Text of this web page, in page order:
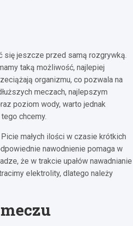
się jeszcze przed samą rozgrywką.
taką możliwość, najlepiej
organizmu, co pozwala na
meczach, najlepszym
poziom wody, warto jednak
chcemy.
małych ilości w czasie krótkich
nawodnienie pomaga w
że w trakcie upałów nawadnianie
elektrolity, dlatego należy